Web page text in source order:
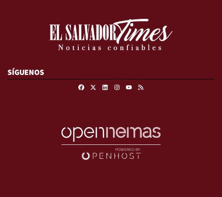
SÍGUENOS
FacebookLinkedinInstagram